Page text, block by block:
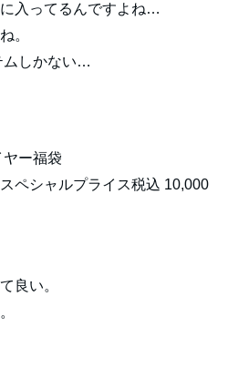
入ってるんですよね…
。
ムしかない…
ー福袋
ペシャルプライス税込 10,000
良い。